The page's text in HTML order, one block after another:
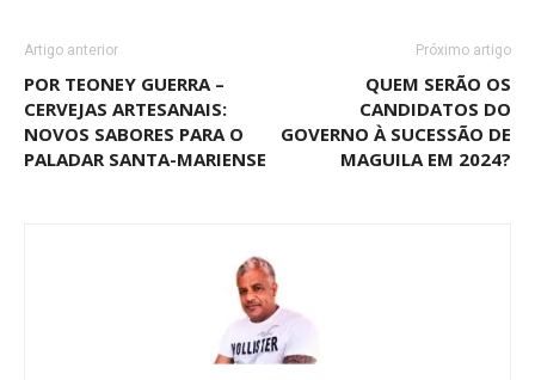
Artigo anterior
POR TEONEY GUERRA –
CERVEJAS ARTESANAIS:
NOVOS SABORES PARA O
PALADAR SANTA-MARIENSE
Próximo artigo
QUEM SERÃO OS
CANDIDATOS DO
GOVERNO À SUCESSÃO DE
MAGUILA EM 2024?